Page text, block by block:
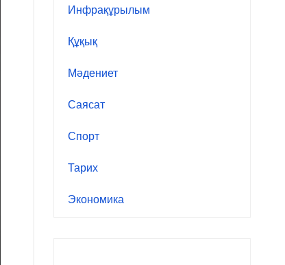
Инфрақұрылым
Құқық
Мәдениет
Саясат
Спорт
Тарих
Экономика